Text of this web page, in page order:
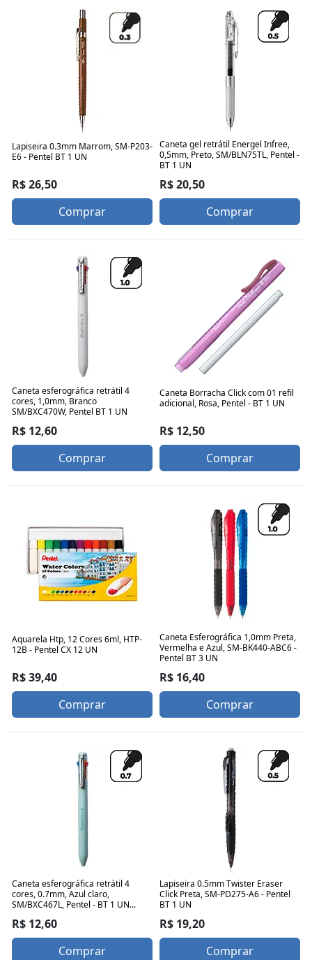
Lapiseira 0.3mm Marrom, SM-P203-
E6 - Pentel BT 1 UN
R$ 26,50
Comprar
Caneta gel retrátil Energel Infree,
0,5mm, Preto, SM/BLN75TL, Pentel -
BT 1 UN
R$ 20,50
Comprar
Caneta esferográfica retrátil 4
cores, 1,0mm, Branco
SM/BXC470W, Pentel BT 1 UN
R$ 12,60
Comprar
Caneta Borracha Click com 01 refil
adicional, Rosa, Pentel - BT 1 UN
R$ 12,50
Comprar
Aquarela Htp, 12 Cores 6ml, HTP-
12B - Pentel CX 12 UN
R$ 39,40
Comprar
Caneta Esferográfica 1,0mm Preta,
Vermelha e Azul, SM-BK440-ABC6 -
Pentel BT 3 UN
R$ 16,40
Comprar
Caneta esferográfica retrátil 4
cores, 0.7mm, Azul claro,
SM/BXC467L, Pentel - BT 1 UN...
R$ 12,60
Comprar
Lapiseira 0.5mm Twister Eraser
Click Preta, SM-PD275-A6 - Pentel
BT 1 UN
R$ 19,20
Comprar